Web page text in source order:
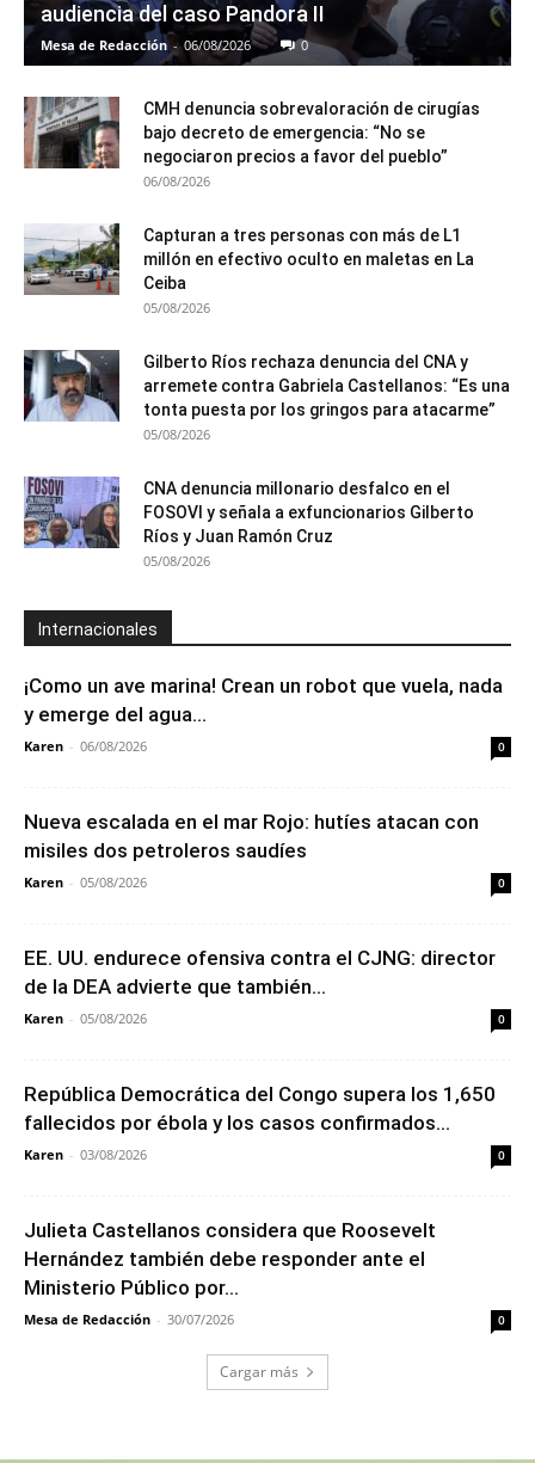
audiencia del caso Pandora II
Mesa de Redacción - 06/08/2026 0
CMH denuncia sobrevaloración de cirugías
bajo decreto de emergencia: “No se
negociaron precios a favor del pueblo”
06/08/2026
Capturan a tres personas con más de L1
millón en efectivo oculto en maletas en La
Ceiba
05/08/2026
Gilberto Ríos rechaza denuncia del CNA y
arremete contra Gabriela Castellanos: “Es una
tonta puesta por los gringos para atacarme”
05/08/2026
CNA denuncia millonario desfalco en el
FOSOVI y señala a exfuncionarios Gilberto
Ríos y Juan Ramón Cruz
05/08/2026
Internacionales
¡Como un ave marina! Crean un robot que vuela, nada
y emerge del agua...
Karen - 06/08/2026 0
Nueva escalada en el mar Rojo: hutíes atacan con
misiles dos petroleros saudíes
Karen - 05/08/2026 0
EE. UU. endurece ofensiva contra el CJNG: director
de la DEA advierte que también...
Karen - 05/08/2026 0
República Democrática del Congo supera los 1,650
fallecidos por ébola y los casos confirmados...
Karen - 03/08/2026 0
Julieta Castellanos considera que Roosevelt
Hernández también debe responder ante el
Ministerio Público por...
Mesa de Redacción - 30/07/2026 0
Cargar más